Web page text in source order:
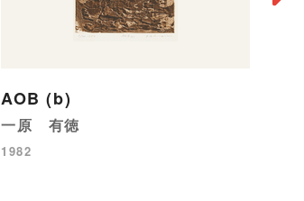
AOB (b)
一原 有徳
1982